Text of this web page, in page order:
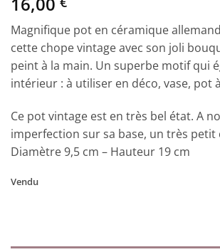
Magnifique pot en céramique
cette chope vintage avec son joli
peint à la main. Un superbe motif qui
intérieur : à utiliser en déco, vase, pot
Ce pot vintage est en très bel état. A
imperfection sur sa base, un très petit
Diamètre 9,5 cm – Hauteur 19 cm
Vendu